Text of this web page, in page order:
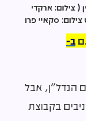
( צילום: ארקדי
סקאיי פרו
ב-
הנדל"ן, אבל
בקבוצת